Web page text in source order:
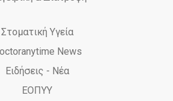
Στοματική Υγεία
News
Ειδήσεις - Νέα
ΕΟΠΥΥ